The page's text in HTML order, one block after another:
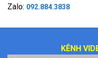
Zalo: 092.884.3838
KÊNH